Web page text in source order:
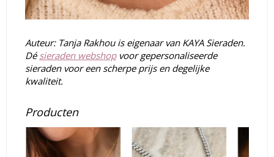
Auteur: Tanja Rakhou is eigenaar van KAYA Sieraden.
Dé sieraden webshopvoor gepersonaliseerde
sieraden voor een scherpe prijs en degelijke
kwaliteit.
Producten